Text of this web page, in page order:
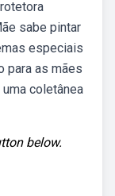
sabe pintar
especiais
para as mães
coletânea
below.